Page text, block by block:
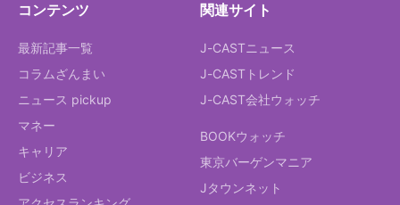
コンテンツ
最新記事一覧
コラムざんまい
ニュース pickup
マネー
キャリア
ビジネス
関連サイト
J-CASTニュース
J-CASTトレンド
J-CAST会社ウォッチ
BOOKウォッチ
東京バーゲンマニア
Jタウンネット